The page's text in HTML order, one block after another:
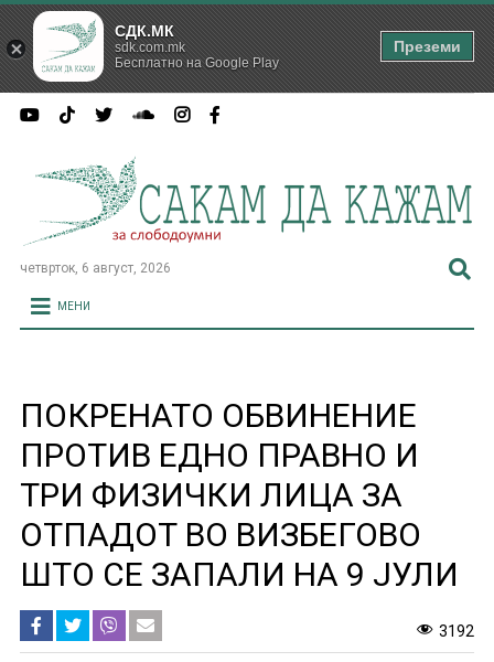
четврток, 6 август, 2026
МЕНИ
ПОКРЕНАТО ОБВИНЕНИЕ
ПРОТИВ ЕДНО ПРАВНО И
ТРИ ФИЗИЧКИ ЛИЦА ЗА
ОТПАДОТ ВО ВИЗБЕГОВО
ШТО СЕ ЗАПАЛИ НА 9 ЈУЛИ
3192
СДК.МК
sdk.com.mk
Бесплатно на Google Play
Преземи